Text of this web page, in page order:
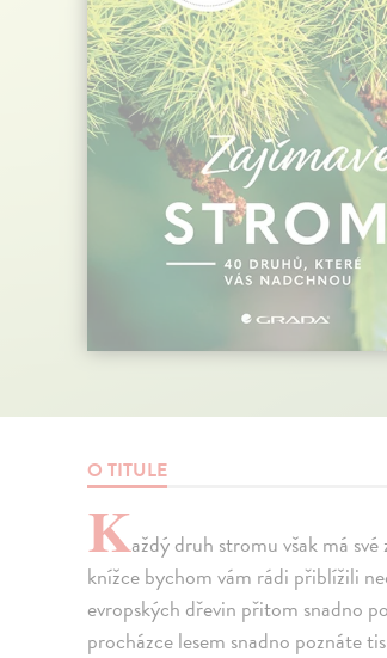
O TITULE
Každý druh stromu však má
knížce bychom vám rádi přiblížili
evropských dřevin přitom snadno
procházce lesem snadno poznáte